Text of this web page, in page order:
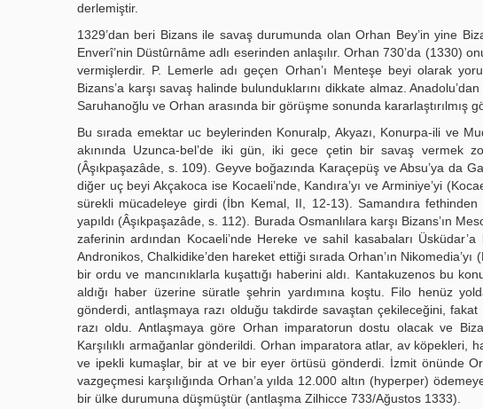
derlemiştir.
1329’dan beri Bizans ile savaş durumunda olan Orhan Bey’in yine
Enverî’nin Düstûrnâme adlı eserinden anlaşılır. Orhan 730’da (1330)
vermişlerdir. P. Lemerle adı geçen Orhan’ı Menteşe beyi olarak
Bizans’a karşı savaş halinde bulunduklarını dikkate almaz.
Saruhanoğlu ve Orhan arasında bir görüşme sonunda kararlaştırılmış
Bu sırada emektar uc beylerinden Konuralp, Akyazı, Konurpa-ili ve
akınında Uzunca-bel’de iki gün, iki gece çetin bir savaş vermek
(Âşıkpaşazâde, s. 109). Geyve boğazında Karaçepüş ve Absu’ya da
diğer uç beyi Akçakoca ise Kocaeli’nde, Kandıra’yı ve Arminiye’yi
sürekli mücadeleye girdi (İbn Kemal, II, 12-13). Samandıra
yapıldı (Âşıkpaşazâde, s. 112). Burada Osmanlılara karşı Bizans’ın
zaferinin ardından Kocaeli’nde Hereke ve sahil kasabaları
Andronikos, Chalkidike’den hareket ettiği sırada Orhan’ın
bir ordu ve mancınıklarla kuşattığı haberini aldı. Kantakuzenos bu
aldığı haber üzerine süratle şehrin yardımına koştu. Filo henüz
gönderdi, antlaşmaya razı olduğu takdirde savaştan çekileceğini,
razı oldu. Antlaşmaya göre Orhan imparatorun dostu olacak ve
Karşılıklı armağanlar gönderildi. Orhan imparatora atlar, av köpekleri,
ve ipekli kumaşlar, bir at ve bir eyer örtüsü gönderdi. İzmit önünde
vazgeçmesi karşılığında Orhan’a yılda 12.000 altın (hyperper)
bir ülke durumuna düşmüştür (antlaşma Zilhicce 733/Ağustos 1333).